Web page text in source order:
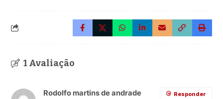
1 Avaliação
Rodolfo martins de andrade Responder